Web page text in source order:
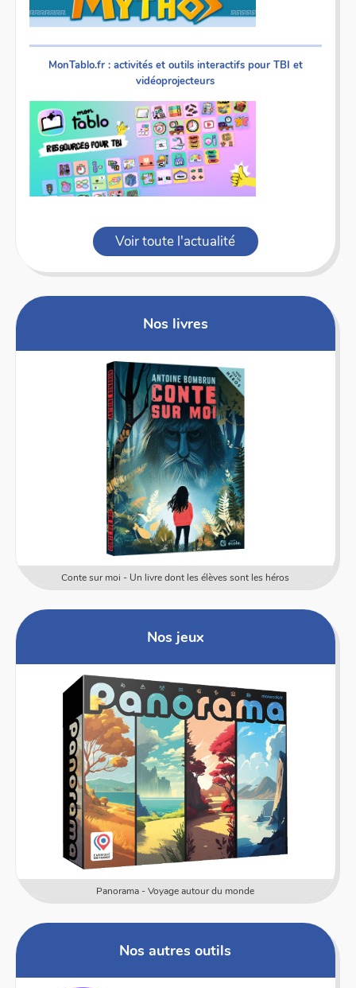
MonTablo.fr : activités et outils interactifs pour TBI et
vidéoprojecteurs
Voir toute l'actualité
Nos livres
Conte sur moi - Un livre dont les élèves sont les héros
Nos jeux
Panorama - Voyage autour du monde
Nos autres outils